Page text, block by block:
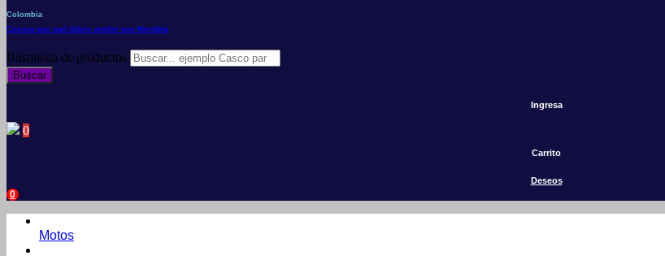
Colombia
Conoce por qué debes vender con Mercleta
Búsqueda de productos
Buscar
Ingresa
0
Carrito
Deseos
0
Motos